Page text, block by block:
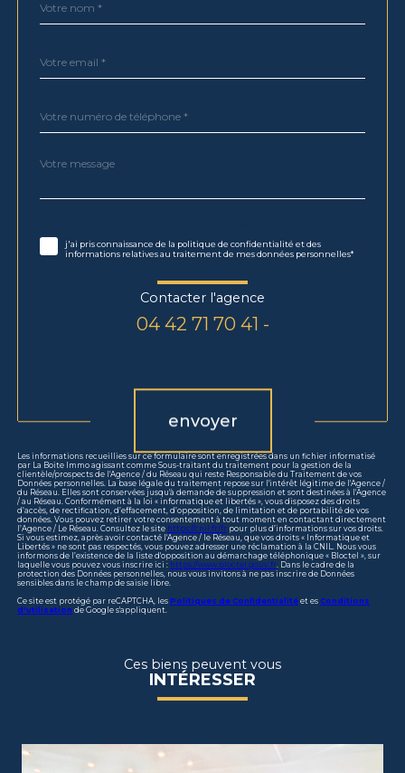
par
*
*
*
Fieldset
Message
*
j'ai pris connaissance de la politique de confidentialité et des
informations relatives au traitement de mes données personnelles*
Contacter l'agence
04 42 71 70 41 -
envoyer
Les informations recueillies sur ce formulaire sont enregistrées dans un fichier informatisé
par La Boite Immo agissant comme Sous-traitant du traitement pour la gestion de la
clientèle/prospects de l'Agence / du Réseau qui reste Responsable du Traitement de vos
Données personnelles. La base légale du traitement repose sur l'intérêt légitime de l'Agence /
du Réseau. Elles sont conservées jusqu'à demande de suppression et sont destinées à l'Agence
/ au Réseau. Conformément à la loi « informatique et libertés », vous disposez des droits
d’accès, de rectification, d’effacement, d’opposition, de limitation et de portabilité de vos
données. Vous pouvez retirer votre consentement à tout moment en contactant directement
l’Agence / Le Réseau. Consultez le site https://cnil.fr/fr pour plus d’informations sur vos droits.
Si vous estimez, après avoir contacté l'Agence / le Réseau, que vos droits « Informatique et
Libertés » ne sont pas respectés, vous pouvez adresser une réclamation à la CNIL. Nous vous
informons de l’existence de la liste d'opposition au démarchage téléphonique « Bloctel », sur
laquelle vous pouvez vous inscrire ici : https://www.bloctel.gouv.fr . Dans le cadre de la
protection des Données personnelles, nous vous invitons à ne pas inscrire de Données
sensibles dans le champ de saisie libre.
Ce site est protégé par reCAPTCHA, les Politiques de Confidentialité et es Conditions
d'utilisation de Google s'appliquent.
Ces biens peuvent vous
INTÉRESSER